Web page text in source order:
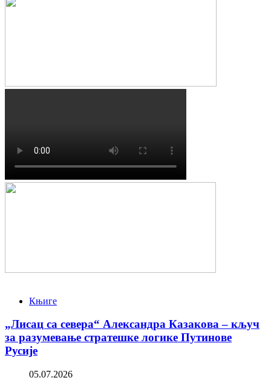
Књиге
„Лисац са севера“ Александра Казакова – кључ
за разумевање стратешке логике Путинове
Русије
05.07.2026